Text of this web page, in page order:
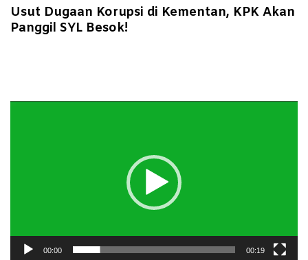
Usut Dugaan Korupsi di Kementan, KPK Akan
Panggil SYL Besok!
00:00 00:19